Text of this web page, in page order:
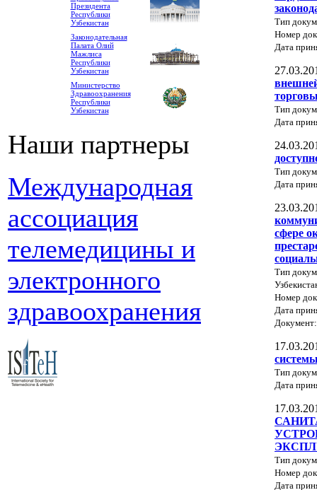
Президента
Республики
Узбекистан
Законодательная
Палата Олий
Мажлиса
Республики
Узбекистан
Министерство
Здравоохранения
Республики
Узбекистан
Наши партнеры
Международная
ассоциация
телемедицины и
электронного
здравоохранения
Тип
Номер
Дата
Тип
Дата
Тип
Дата
сфере
Тип
Номер
Дата
Тип
Дата
Тип
Номер
Дата